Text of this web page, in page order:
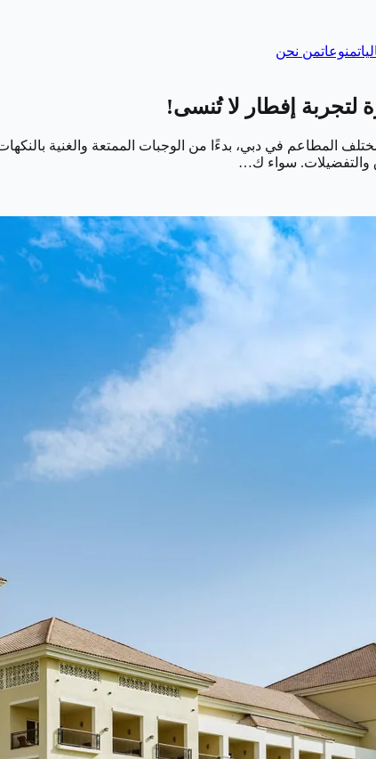
منوعاتمن نحن
المطاعم في دبي، بدءًا من الوجبات الممتعة والغنية بالنكهات
والتفضيلات. سواء ك…